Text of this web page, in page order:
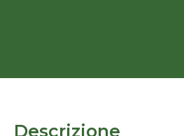
Descrizione